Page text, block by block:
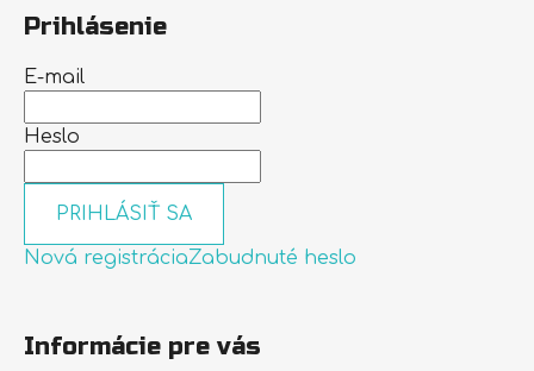
Prihlásenie
E-mail
Heslo
PRIHLÁSIŤ SA
Nová registráciaZabudnuté heslo
Informácie pre vás